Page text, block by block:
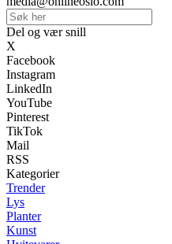
Del og vær snill
X
Facebook
Instagram
LinkedIn
YouTube
Pinterest
TikTok
Mail
RSS
Kategorier
Trender
Lys
Planter
Kunst